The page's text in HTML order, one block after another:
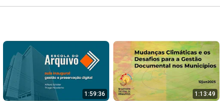
1:59:36 1:13:49